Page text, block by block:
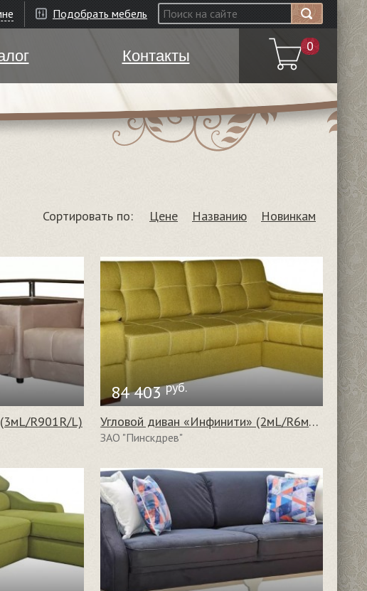
Подобрать мебель
0
Контакты
Сортировать по: Цене Названию Новинкам
R901R/L)
84 403 руб.
Угловой диван «Инфинити» (2мL/R6мR/L)
ЗАО "Пинскдрев"